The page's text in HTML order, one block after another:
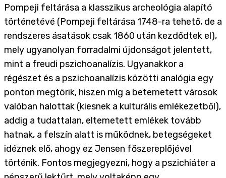
Pompeji feltárása a klasszikus archeológia alapító
történetévé (Pompeji feltárása 1748-ra tehető, de a
rendszeres ásatások csak 1860 után kezdődtek el),
mely ugyanolyan forradalmi újdonságot jelentett,
mint a freudi pszichoanalízis. Ugyanakkor a
régészet és a pszichoanalízis közötti analógia egy
ponton megtörik, hiszen míg a betemetett városok
valóban halottak (kiesnek a kulturális emlékezetből),
addig a tudattalan, eltemetett emlékek tovább
hatnak, a felszín alatt is működnek, betegségeket
idéznek elő, ahogy ez Jensen főszereplőjével
történik. Fontos megjegyezni, hogy a pszichiáter a